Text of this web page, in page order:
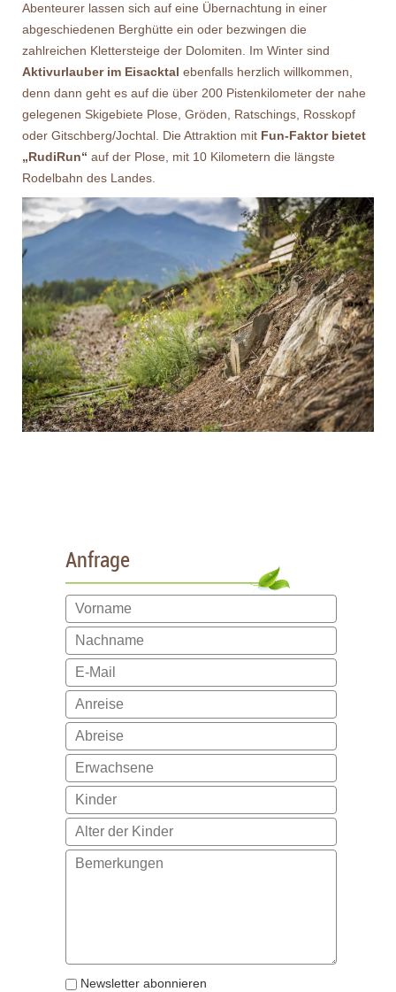
Abenteurer lassen sich auf eine Übernachtung in einer
abgeschiedenen Berghütte ein oder bezwingen die
zahlreichen Klettersteige der Dolomiten. Im Winter sind
Aktivurlauber im Eisacktal ebenfalls herzlich willkommen,
denn dann geht es auf die über 200 Pistenkilometer der nahe
gelegenen Skigebiete Plose, Gröden, Ratschings, Rosskopf
oder Gitschberg/Jochtal. Die Attraktion mit Fun-Faktor bietet
„RudiRun“ auf der Plose, mit 10 Kilometern die längste
Rodelbahn des Landes.
Anfrage
Newsletter abonnieren